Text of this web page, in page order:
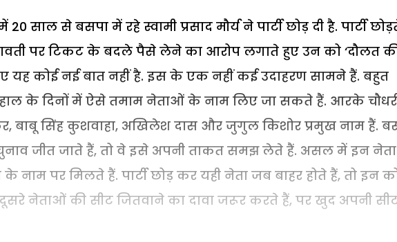
साल से बसपा में रहे स्वामी प्रसाद मौर्य ने पार्टी छोड़ दी है. पार्टी
पर टिकट के बदले पैसे लेने का आरोप लगाते हुए उन को ‘दौलत
यह कोई नई बात नहीं है. इस के एक नहीं कई उदाहरण सामने हैं. बहुत
के दिनों में ऐसे तमाम नेताओं के नाम लिए जा सकते हैं. आरके
बाबू सिंह कुशवाहा, अखिलेश दास और जुगुल किशोर प्रमुख नाम हैं.
चुनाव जीत जाते हैं, तो वे इसे अपनी ताकत समझ लेते हैं. असल में इन
नाम पर मिलते हैं. पार्टी छोड़ कर यही नेता जब बाहर होते हैं, तो इन
नेताओं की सीट जितवाने का दावा जरूर करते हैं, पर खुद अपनी